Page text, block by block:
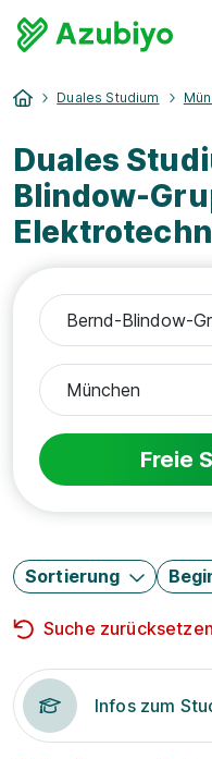
Duales Studium
Duales
Blindow-
Freie
Sortierung
Suche zurücksetzen
Infos zum